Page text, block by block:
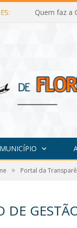
Quem faz a
» Portal da
DE